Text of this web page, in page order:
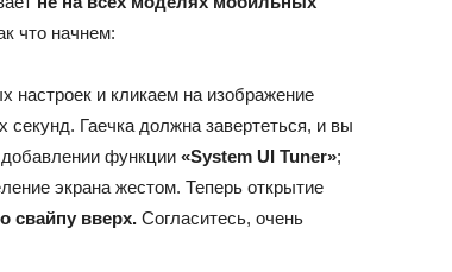
что начнем:
и кликаем на изображение
Гаечка должна завертеться, и вы
функции «System UI Tuner»;
экрана жестом. Теперь открытие
свайпу вверх. Согласитесь, очень